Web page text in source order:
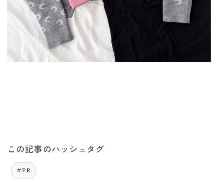
この記事のハッシュタグ
#PR